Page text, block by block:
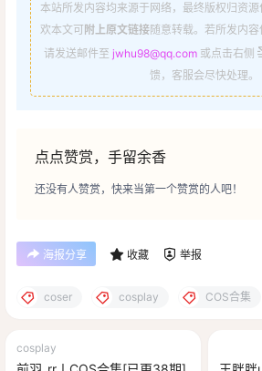
本站所发内容均来源于网络，最终版权归资
欢本文可 附上原文链接随意转载。若所发内容
请发送邮件至 jwhu98@qq.com 或点击右侧
馈，客服会尽快处理。
点点赞赏，手留余香
还没有人赞赏，快来当第一个赞赏的人吧！
海报分享 收藏 举报
coser cosplay COS合集
cosplay